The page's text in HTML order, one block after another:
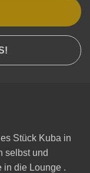
Stück Kuba in
selbst und
in die Lounge .